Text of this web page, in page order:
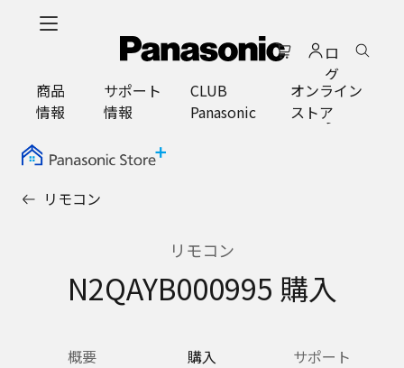
ロ
グ
イ
ン
商品
情報
サポート
情報
CLUB
Panasonic
オンライン
ストア
リモコン
リモコン
N2QAYB000995 購入
概要 購入 サポート